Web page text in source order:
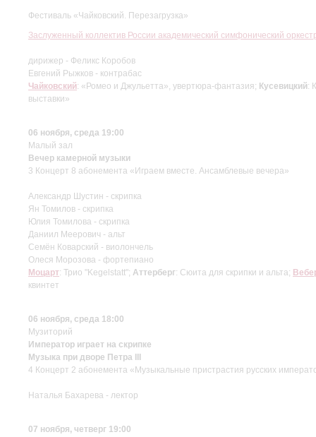
Фестиваль «Чайковский. Перезагрузка»
Заслуженный коллектив России академический симфонический
дирижер - Феликс Коробов
Евгений Рыжков - контрабас
Чайковский: «Ромео и Джульетта», увертюра-фантазия; Кусевицкий:
выставки»
06 ноября, среда 19:00
Малый зал
Вечер камерной музыки
3 Концерт 8 абонемента «Играем вместе. Ансамблевые вечера»
Александр Шустин - скрипка
Ян Томилов - скрипка
Юлия Томилова - скрипка
Даниил Меерович - альт
Семён Коварский - виолончель
Олеся Морозова - фортепиано
Моцарт: Трио "Kegelstatt"; Аттерберг: Сюита для скрипки и альта;
квинтет
06 ноября, среда 18:00
Музиторий
Император играет на скрипке
Музыка при дворе Петра III
4 Концерт 2 абонемента «Музыкальные пристрастия русских
Наталья Бахарева - лектор
07 ноября, четверг 19:00